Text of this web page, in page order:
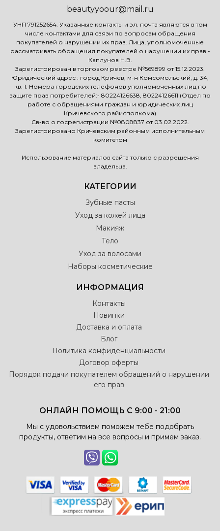
beautyyoour@mail.ru
УНП 791252654. Указанные контакты и эл. почта являются в том
числе контактами для связи по вопросам обращения
покупателей о нарушении их прав. Лица, уполномоченные
рассматривать обращения покупателей о нарушении их прав -
Каплунов Н.В.
Зарегистрирован в торговом реестре №569899 от 15.12.2023.
Юридический адрес : город Кричев, м-н Комсомольский, д. 34,
кв. 1. Номера городских телефонов уполномоченных лиц по
защите прав потребителей:- 80224126638, 80224126611 (Отдел по
работе с обращениями граждан и юридических лиц
Кричевского райисполкома)
Св-во о госрегистрации №0808837 от 03.02.2022.
Зарегистрировано Кричевским районным исполнительным
комитетом
Использование материалов сайта только с разрешения
владельца.
КАТЕГОРИИ
Зубные пасты
Уход за кожей лица
Макияж
Тело
Уход за волосами
Наборы косметические
ИНФОРМАЦИЯ
Контакты
Новинки
Доставка и оплата
Блог
Политика конфиденциальности
Договор оферты
Порядок подачи покупателем обращений о нарушении
его прав
ОНЛАЙН ПОМОЩЬ С 9:00 - 21:00
Мы с удовольствием поможем тебе подобрать
продукты, ответим на все вопросы и примем заказ.